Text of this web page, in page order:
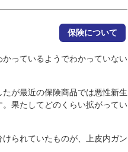
保険について
っているようでわかっていない
が最近の保険商品では悪性新生
果たしてどのくらい拡がってい
られていたものが、上皮内ガン